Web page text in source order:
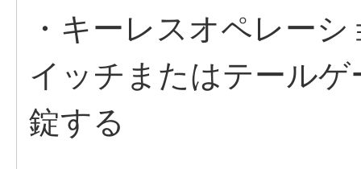
・キーレスオペレー
イッチまたはテール
錠する